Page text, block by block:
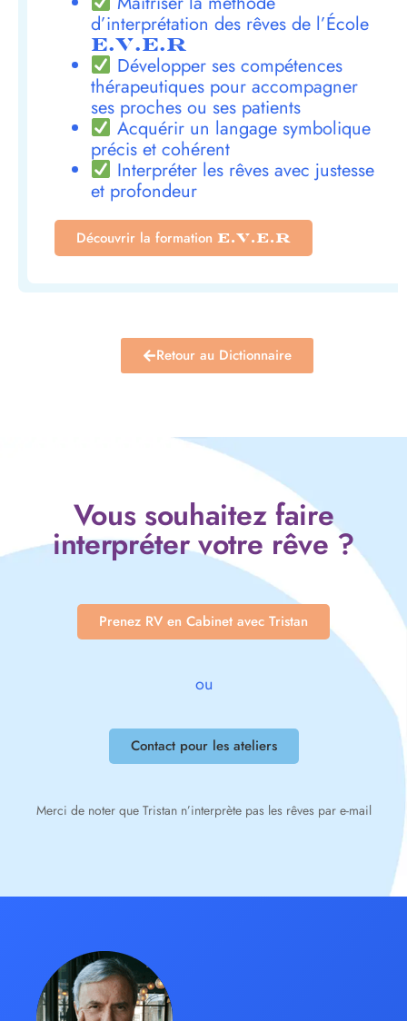
d’interprétation des rêves de l’École
E.V.E.R
Développer ses compétences
thérapeutiques pour accompagner
ses proches ou ses patients
Acquérir un langage symbolique
précis et cohérent
Interpréter les rêves avec justesse
et profondeur
Découvrir la formation E.V.E.R
Retour au Dictionnaire
Vous souhaitez faire
interpréter votre rêve ?
Prenez RV en Cabinet avec Tristan
ou
Contact pour les ateliers
Merci de noter que Tristan n’interprète pas les rêves par e-mail